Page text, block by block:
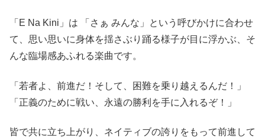
「E Na Kini」は 「さぁ みんな」という呼びかけに合わせ
て、思い思いに身体を揺さぶり踊る様子が目に浮かぶ、そ
んな臨場感あふれる楽曲です。
「若者よ、前進だ！そして、困難を乗り越えるんだ！」
「正義のために戦い、永遠の勝利を手に入れるぞ！」
皆で共に立ち上がり、ネイティブの誇りをもって前進して